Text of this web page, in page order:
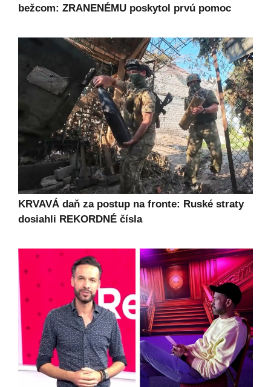
bežcom: ZRANENÉMU poskytol prvú pomoc
KRVAVÁ daň za postup na fronte: Ruské straty
dosiahli REKORDNÉ čísla